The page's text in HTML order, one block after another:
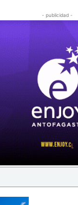
- publicidad -